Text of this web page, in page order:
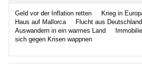
Geld vor der Inflation retten
Krieg in
Haus auf Mallorca
Flucht aus Deutschland
Auswandern in ein warmes Land
sich gegen Krisen wappnen